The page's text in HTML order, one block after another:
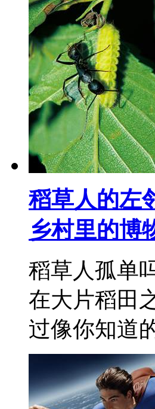
稻草人的左
乡村里的博
稻草人孤单
在大片稻田
过像你知道